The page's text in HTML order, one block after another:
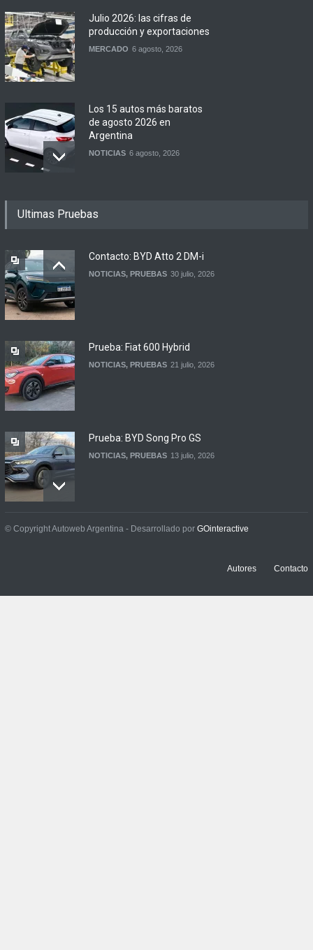
Julio 2026: las cifras de
producción y exportaciones
MERCADO 6 agosto, 2026
Los 15 autos más baratos
de agosto 2026 en
Argentina
NOTICIAS 6 agosto, 2026
Efficient en Argentina
Ultimas Pruebas
Contacto: BYD Atto 2 DM-i
NOTICIAS, PRUEBAS 30 julio, 2026
Prueba: Fiat 600 Hybrid
NOTICIAS, PRUEBAS 21 julio, 2026
Prueba: BYD Song Pro GS
NOTICIAS, PRUEBAS 13 julio, 2026
Contacto: Jeep Wrangler
© Copyright Autoweb Argentina - Desarrollado por GOinteractive
Autores Contacto